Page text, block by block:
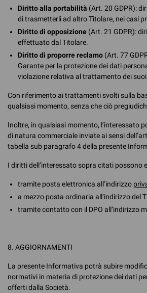
Diritto alla portabilità (Art. 20 GDPR):
di trasmetterli ad altro Titolare, nei casi
Diritto di opposizione (Art. 21 GDPR):
effettuato dal Titolare.
Diritto di proporre reclamo (Art. 77
Garante per la protezione dei dati
violazione relativa al trattamento dei
Con riferimento ai trattamenti svolti sulla
qualsiasi momento, senza che ciò
Inoltre, in qualsiasi momento, l’interessato
di natura commerciale inviate ai sensi
tabella sub paragrafo 4 della presente
I diritti dell’interessato sopra citati possono
tramite posta elettronica all’indirizzo
a mezzo posta ordinaria all’indirizzo del
tramite contatto con il DPO all’indirizzo
8. AGGIORNAMENTI
La presente Informativa potrà subire
normativi in materia di protezione dei dati
offerti dalla Società.